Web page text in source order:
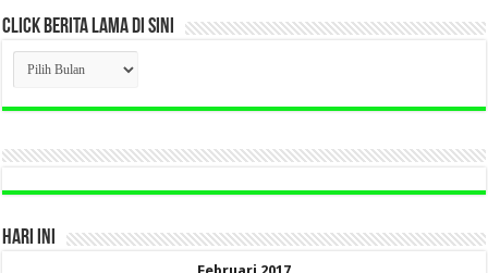
CLICK BERITA LAMA DI SINI
CLICK
BERITA
LAMA
DI
HARI INI